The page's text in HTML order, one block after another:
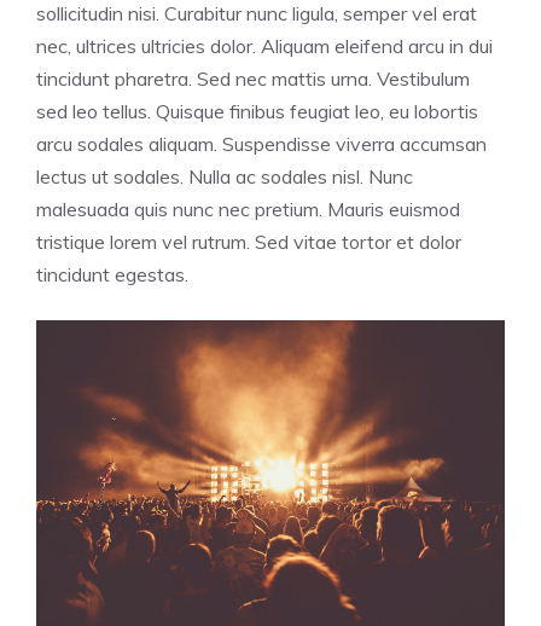
sollicitudin nisi. Curabitur nunc ligula, semper vel erat
nec, ultrices ultricies dolor. Aliquam eleifend arcu in dui
tincidunt pharetra. Sed nec mattis urna. Vestibulum
sed leo tellus. Quisque finibus feugiat leo, eu lobortis
arcu sodales aliquam. Suspendisse viverra accumsan
lectus ut sodales. Nulla ac sodales nisl. Nunc
malesuada quis nunc nec pretium. Mauris euismod
tristique lorem vel rutrum. Sed vitae tortor et dolor
tincidunt egestas.